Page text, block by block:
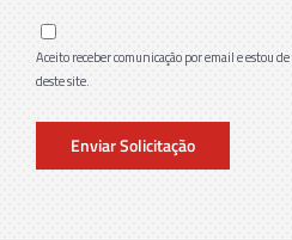
Aceito receber comunicação por email e estou
deste site.